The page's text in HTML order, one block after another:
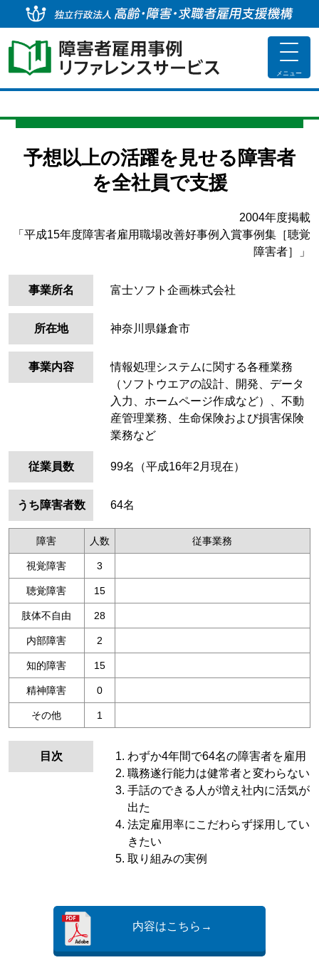
toggle
メニュー
予想以上の活躍を見せる障害者
を全社員で支援
2004年度掲載
「平成15年度障害者雇用職場改善好事例入賞事例集［聴覚
障害者］」
事業所名 富士ソフト企画株式会社
所在地 神奈川県鎌倉市
事業内容
情報処理システムに関する各種業務
（ソフトウエアの設計、開発、データ
入力、ホームページ作成など）、不動
産管理業務、生命保険および損害保険
業務など
従業員数 99名（平成16年2月現在）
うち障害者数 64名
障害 人数 従事業務
視覚障害 3
聴覚障害 15
肢体不自由 28
内部障害 2
知的障害 15
精神障害 0
その他 1
目次
わずか4年間で64名の障害者を雇用
職務遂行能力は健常者と変わらない
手話のできる人が増え社内に活気が
出た
法定雇用率にこだわらず採用してい
きたい
取り組みの実例
内容はこちら→